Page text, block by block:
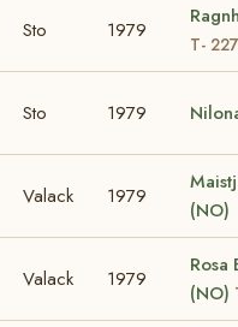
Sto 1979
T-
Sto 1979
Valack 1979
(NO)
Valack 1979
Rosa
(NO)